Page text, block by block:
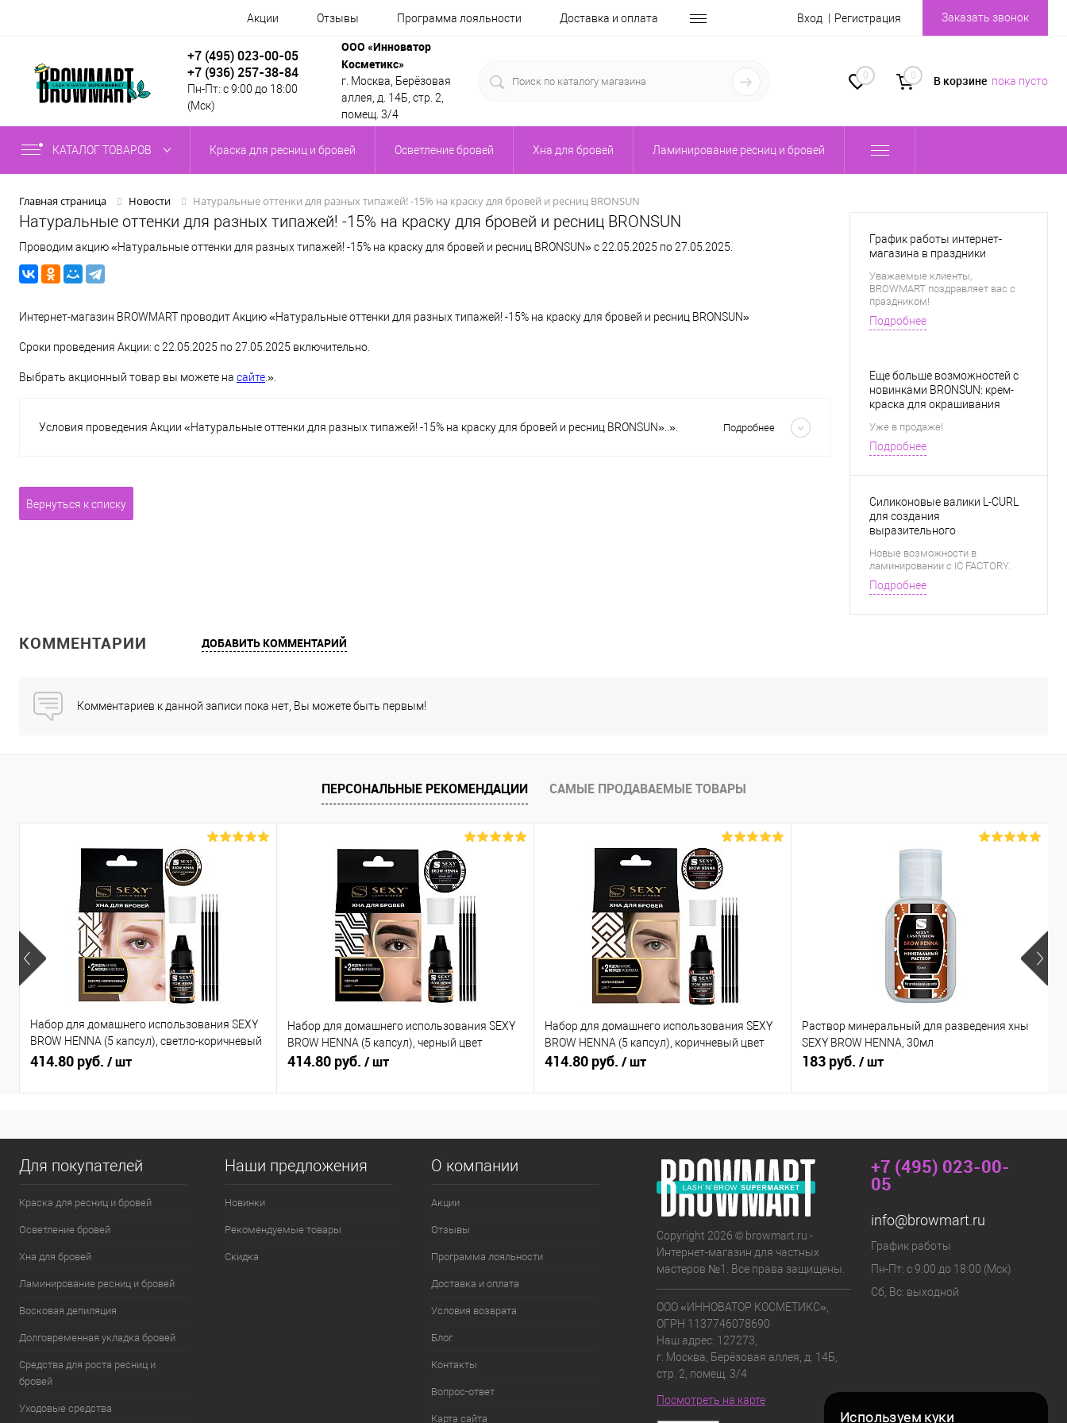
Акции Отзывы Программа лояльности Доставка и оплата Вход Регистрация Заказать звонок
+7 (495) 023-00-05
+7 (936) 257-38-84
Пн-Пт: с 9:00 до 18:00
(Мск)
ООО «Инноватор
Косметикс»
г. Москва, Берёзовая
аллея, д. 14Б, стр. 2,
помещ. 3/4
0 0 В корзине пока пусто
КАТАЛОГ ТОВАРОВ Краска для ресниц и бровей Осветление бровей Хна для бровей Ламинирование ресниц и бровей
Главная страница Новости Натуральные оттенки для разных типажей! -15% на краску для бровей и ресниц BRONSUN
Натуральные оттенки для разных типажей! -15% на краску для бровей и ресниц BRONSUN
Проводим акцию «Натуральные оттенки для разных типажей! -15% на краску для бровей и ресниц BRONSUN» с 22.05.2025 по 27.05.2025.
Интернет-магазин BROWMART проводит Акцию «Натуральные оттенки для разных типажей! -15% на краску для бровей и ресниц BRONSUN»
Сроки проведения Акции: с 22.05.2025 по 27.05.2025 включительно.
Выбрать акционный товар вы можете на сайте.».
Условия проведения Акции «Натуральные оттенки для разных типажей! -15% на краску для бровей и ресниц BRONSUN»..».
Подробнее
Вернуться к списку
График работы интернет-
магазина в праздники
Уважаемые клиенты,
BROWMART поздравляет вас с
праздником!
Подробнее
Еще больше возможностей с
новинками BRONSUN: крем-
краска для окрашивания
техниках и разбавитель для
создания новых оттенков.
Уже в продаже!
Подробнее
Силиконовые валики L-CURL
для создания
выразительного
Новые возможности в
ламинировании с IC FACTORY.
Подробнее
КОММЕНТАРИИ ДОБАВИТЬ КОММЕНТАРИЙ
Комментариев к данной записи пока нет, Вы можете быть первым!
ПЕРСОНАЛЬНЫЕ РЕКОМЕНДАЦИИ САМЫЕ ПРОДАВАЕМЫЕ ТОВАРЫ
Набор для домашнего использования SEXY
BROW HENNA (5 капсул), светло-коричневый
цвет
414.80 руб. / шт
Набор для домашнего использования SEXY
BROW HENNA (5 капсул), черный цвет
414.80 руб. / шт
Набор для домашнего использования SEXY
BROW HENNA (5 капсул), коричневый цвет
414.80 руб. / шт
Раствор минеральный для разведения хны
SEXY BROW HENNA, 30мл
183 руб. / шт
Используем куки
Для покупателей
Краска для ресниц и бровей
Осветление бровей
Хна для бровей
Ламинирование ресниц и бровей
Восковая депиляция
Долговременная укладка бровей
Средства для роста ресниц и
бровей
Уходовые средства
Наши предложения
Новинки
Рекомендуемые товары
Скидка
О компании
Акции
Отзывы
Программа лояльности
Доставка и оплата
Условия возврата
Блог
Контакты
Вопрос-ответ
Карта сайта
Copyright 2026 © browmart.ru -
Интернет-магазин для частных
мастеров №1. Все права защищены.
ООО «ИННОВАТОР КОСМЕТИКС»,
ОГРН 1137746078690
Наш адрес: 127273,
г. Москва, Берёзовая аллея, д. 14Б,
стр. 2, помещ. 3/4
Посмотреть на карте
+7 (495) 023-00-
05
info@browmart.ru
График работы
Пн-Пт: с 9:00 до 18:00 (Мск)
Сб, Вс: выходной